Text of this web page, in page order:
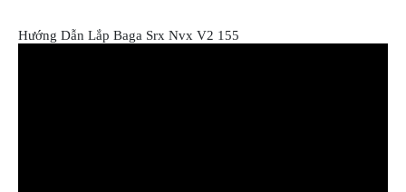
Hướng Dẫn Lắp Baga Srx Nvx V2 155